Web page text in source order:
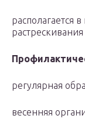
располагается
растрескивания
регулярная
весенняя